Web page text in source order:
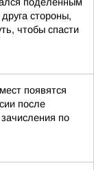
стороны,
чтобы спасти
появятся
после
по